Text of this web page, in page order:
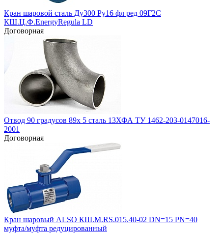
Кран шаровой сталь Ду300 Ру16 фл ред 09Г2С
КШ.Ц.Ф.EnergyRegula LD
Договорная
Отвод 90 градусов 89х 5 сталь 13ХФА ТУ 1462-203-0147016-
2001
Договорная
Кран шаровый ALSO КШ.М.RS.015.40-02 DN=15 PN=40
муфта/муфта редуцированный